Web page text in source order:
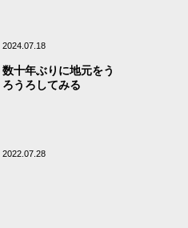
2024.07.18
数十年ぶりに地元をう
ろうろしてみる
2022.07.28